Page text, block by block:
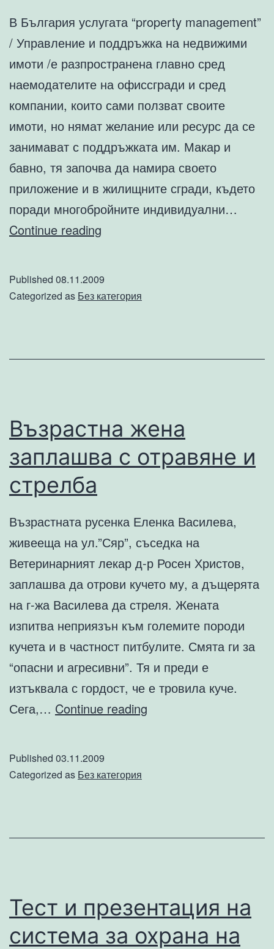
В България услугата “property management”
/ Управление и поддръжка на недвижими
имоти /е разпространена главно сред
наемодателите на офиссгради и сред
компании, които сами ползват своите
имоти, но нямат желание или ресурс да се
занимават с поддръжката им. Макар и
бавно, тя започва да намира своето
приложение и в жилищните сгради, където
поради многобройните индивидуални…
Continue reading
управление
Published 08.11.2009
Categorized as Без категория
Възрастна жена
заплашва с отравяне и
стрелба
Възрастната русенка Еленка Василева,
живееща на ул.”Сяр”, съседка на
Ветеринарният лекар д-р Росен Христов,
заплашва да отрови кучето му, а дъщерята
на г-жа Василева да стреля. Жената
изпитва неприязън към големите породи
кучета и в частност питбулите. Смята ги за
“опасни и агресивни”. Тя и преди е
изтъквала с гордост, че е тровила куче.
Сега,… Continue reading
Published 03.11.2009
Categorized as Без категория
Тест и презентация на
система за охрана на